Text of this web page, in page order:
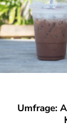
Umfrage: